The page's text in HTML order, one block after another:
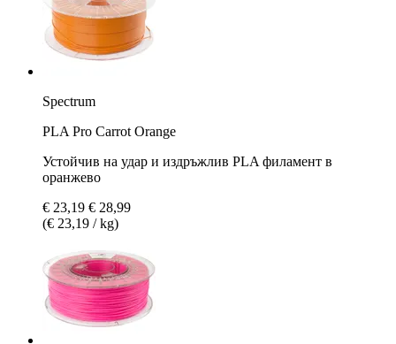
Spectrum
PLA Pro Carrot Orange
Устойчив на удар и издръжлив PLA филамент в
оранжево
€ 23,19 € 28,99
(€ 23,19 / kg)